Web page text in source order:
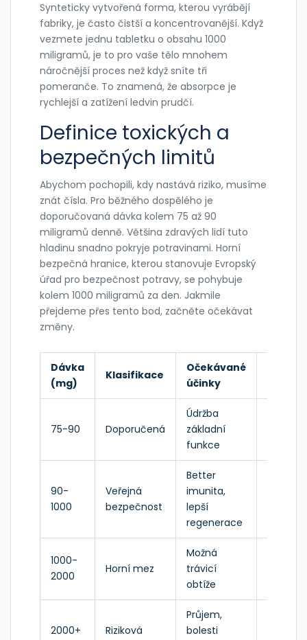
Synteticky vytvořená forma, kterou vyrábějí
fabriky, je často čistší a koncentrovanější. Když
vezmete jednu tabletku o obsahu 1000
miligramů, je to pro vaše tělo mnohem
náročnější proces než když sníte tři
pomeranče. To znamená, že absorpce je
rychlejší a zatížení ledvin prudčí.
Definice toxických a
bezpečných limitů
Abychom pochopili, kdy nastává riziko, musíme
znát čísla. Pro běžného dospělého je
doporučovaná dávka kolem 75 až 90
miligramů denně. Většina zdravých lidí tuto
hladinu snadno pokryje potravinami. Horní
bezpečná hranice, kterou stanovuje Evropský
úřad pro bezpečnost potravy, se pohybuje
kolem 1000 miligramů za den. Jakmile
přejdeme přes tento bod, začněte očekávat
změny.
Dávka
(mg)
Klasifikace
Očekávané
účinky
75-90 Doporučená
Údržba
základní
funkce
90-
1000
Veřejná
bezpečnost
Better
imunita,
lepší
regenerace
1000-
2000
Horní mez
Možná
trávicí
obtíže
2000+ Riziková
Průjem,
bolesti